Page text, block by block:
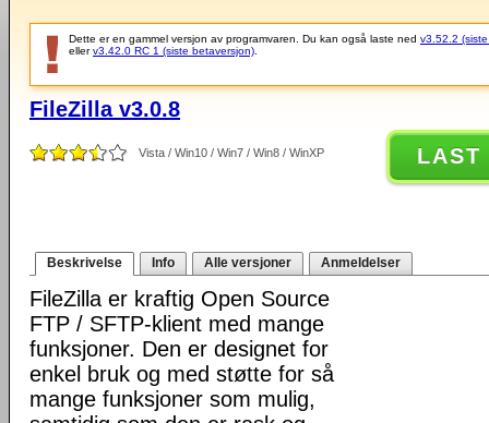
Dette er en gammel versjon av programvaren. Du kan også laste ned v3.52.2
ellerv3.42.0 RC 1 (siste betaversjon)
FileZilla v3.0.8
Vista / Win10 / Win7 / Win8 / WinXP LAST
Beskrivelse Info Alle versjoner Anmeldelser
FileZilla er kraftig Open Source
FTP / SFTP-klient med mange
funksjoner. Den er designet for
enkel bruk og med støtte for så
mange funksjoner som mulig,